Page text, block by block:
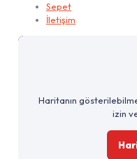
Sepet
İletişim
Haritanın
izin